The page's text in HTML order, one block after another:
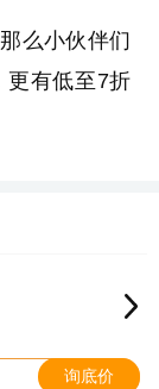
么小伙伴们
更有低至7折
询底价